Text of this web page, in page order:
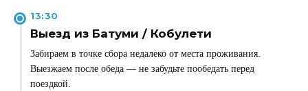
13:30
Выезд из Батуми / Кобулети
Забираем в точке сбора недалеко от места проживания.
Выезжаем после обеда — не забудьте пообедать перед
поездкой.